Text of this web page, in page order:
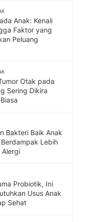
Anak: Kenali
Faktor yang
Peluang
Otak pada
Sering Dikira
Bakteri Baik Anak
Lebih
Alergi
Probiotik, Ini
Usus Anak
Sehat